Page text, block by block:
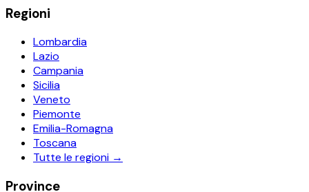
Regioni
Lombardia
Lazio
Campania
Sicilia
Veneto
Piemonte
Emilia-Romagna
Toscana
Tutte le regioni →
Province